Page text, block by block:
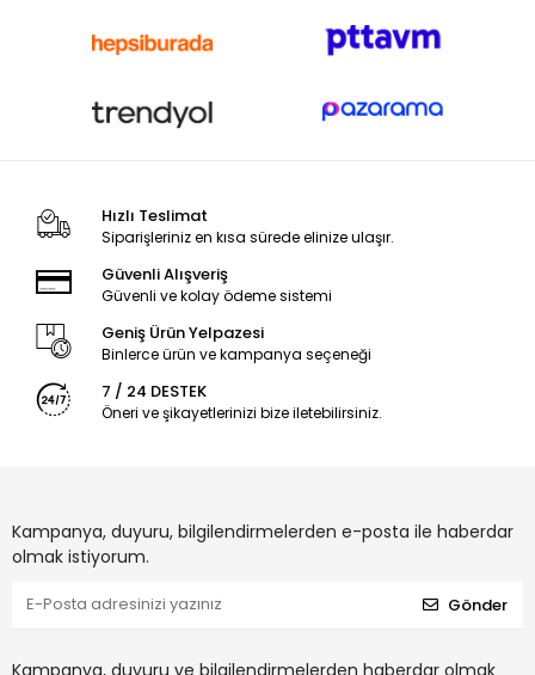
Hızlı Teslimat
Siparişleriniz en kısa sürede elinize ulaşır.
Güvenli Alışveriş
Güvenli ve kolay ödeme sistemi
Geniş Ürün Yelpazesi
Binlerce ürün ve kampanya seçeneği
7 / 24 DESTEK
Öneri ve şikayetlerinizi bize iletebilirsiniz.
Kampanya, duyuru, bilgilendirmelerden e-posta ile haberdar
olmak istiyorum.
Gönder
Kampanya, duyuru ve bilgilendirmelerden haberdar olmak